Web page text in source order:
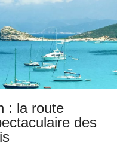
: la route
des